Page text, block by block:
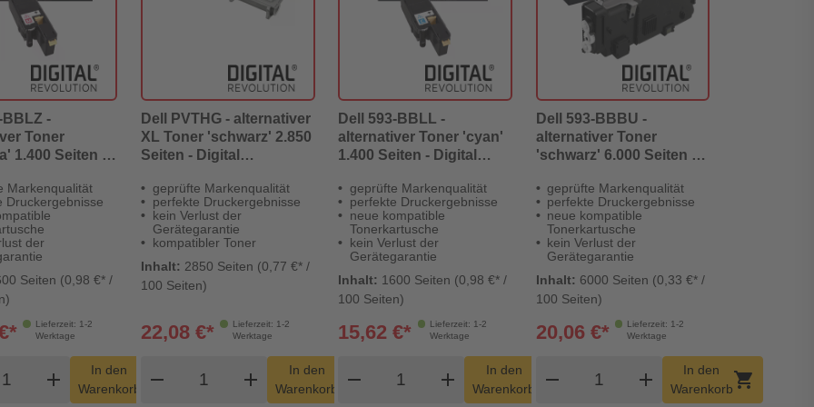
BBLZ -
Toner
1.400 Seiten -
Markenqualität
Druckergebnisse
der
Seiten (0,98 €* /
Lieferzeit: 1-2
Werktage
Warenkorb Menge
add
In den
Warenkorb
shopping_cart
Dell PVTHG - alternativer
XL Toner 'schwarz' 2.850
Seiten - Digital
geprüfte Markenqualität
perfekte Druckergebnisse
kein Verlust der
Gerätegarantie
kompatibler Toner
Inhalt: 2850 Seiten (0,77 €* /
100 Seiten)
Lieferzeit: 1-2
Werktage
22,08 €*
remove
Produkt Warenkorb Menge
add
In den
Warenkorb
shopping_cart
Dell 593-BBLL -
alternativer Toner 'cyan'
1.400 Seiten - Digital
geprüfte Markenqualität
perfekte Druckergebnisse
neue kompatible
Tonerkartusche
kein Verlust der
Gerätegarantie
Inhalt: 1600 Seiten (0,98 €* /
100 Seiten)
Lieferzeit: 1-2
Werktage
15,62 €*
remove
Produkt Warenkorb Menge
add
In den
Warenkorb
shopping_cart
Dell 593-BBBU -
alternativer Toner
'schwarz' 6.000 Seiten -
geprüfte Markenqualität
perfekte Druckergebnisse
neue kompatible
Tonerkartusche
kein Verlust der
Gerätegarantie
Inhalt: 6000 Seiten (0,33 €* /
100 Seiten)
Lieferzeit: 1-2
Werktage
20,06 €*
remove
Produkt Warenkorb Menge
add
In den
Warenkorbshopping_cart